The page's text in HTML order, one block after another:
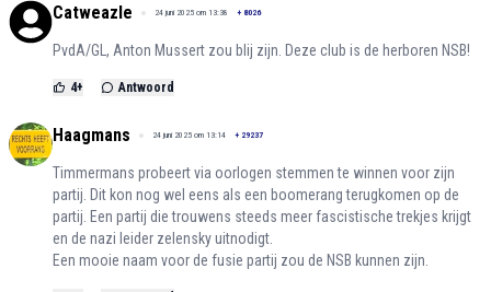
Catweazle 24 juni 2025 om 13:38 + 8026
PvdA/GL, Anton Mussert zou blij zijn. Deze club is de herboren NSB!
4+ Antwoord
Haagmans 24 juni 2025 om 13:14 + 29237
Timmermans probeert via oorlogen stemmen te winnen voor zijn
partij. Dit kon nog wel eens als een boomerang terugkomen op de
partij. Een partij die trouwens steeds meer fascistische trekjes krijgt
en de nazi leider zelensky uitnodigt.
Een mooie naam voor de fusie partij zou de NSB kunnen zijn.